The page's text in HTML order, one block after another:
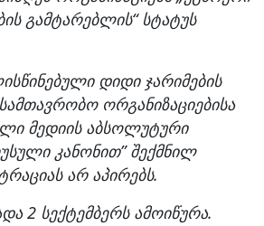
გამტარებლის“ სტატუს
დიდი ჯარიმების
ორგანიზაციებისა
მედიის აბსოლუტური
კანონით” შექმნილ
არ აპირებს.
2 სექტემბერს ამოიწურა.